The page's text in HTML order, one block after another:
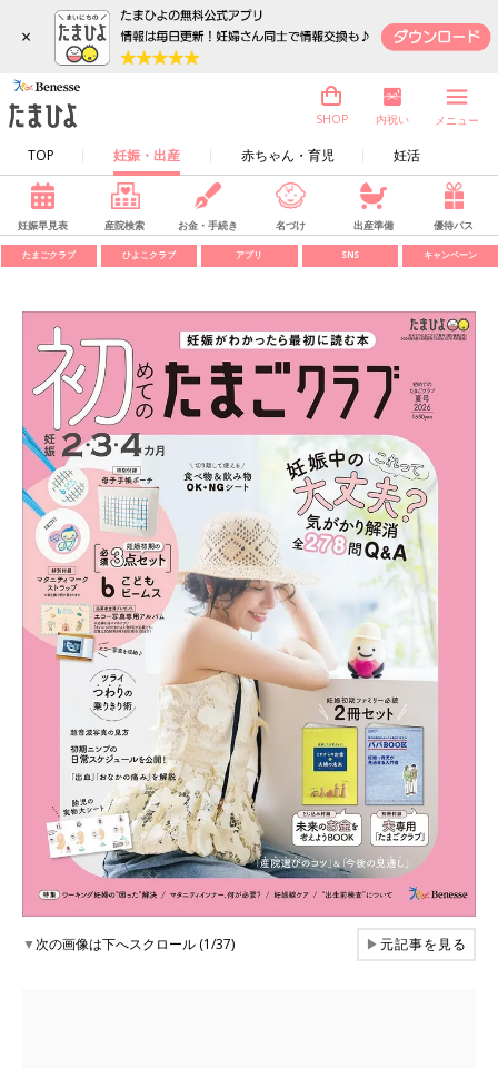
×
TOP 妊娠・出産 赤ちゃん・育児 妊活
SHOP 内祝い メニュー
妊娠早見表 産院検索 お金・手続き 名づけ 出産準備 優待パス
たまごクラブ ひよこクラブ アプリ SNS キャンペーン
▼次の画像は下へスクロール (1/37) ▶元記事を見る